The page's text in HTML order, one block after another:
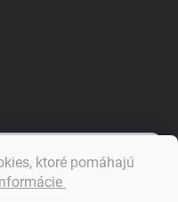
ktoré pomáhajú
diel. Napíšte mi.